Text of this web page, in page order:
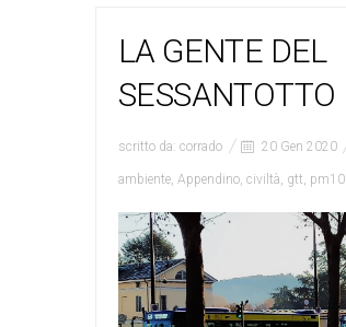
LA GENTE DEL
SESSANTOTTO
scritto da: corrado 20 Gen 2020
ambiente, Appendino, civiltà, gtt, pm10